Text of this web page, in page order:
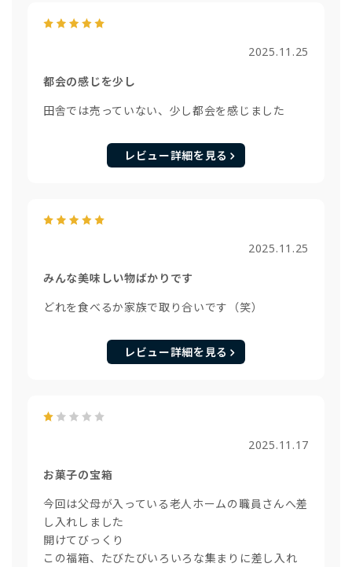
2025.11.25
都会の感じを少し
田舎では売っていない、少し都会を感じました
レビュー詳細を見る
2025.11.25
みんな美味しい物ばかりです
どれを食べるか家族で取り合いです（笑）
レビュー詳細を見る
2025.11.17
お菓子の宝箱
今回は父母が入っている老人ホームの職員さんへ差
し入れしました
開けてびっくり
この福箱、たびたびいろいろな集まりに差し入れ